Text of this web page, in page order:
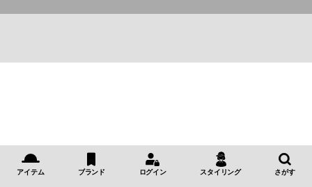
アイテム ブランド ログイン スタイリング さがす